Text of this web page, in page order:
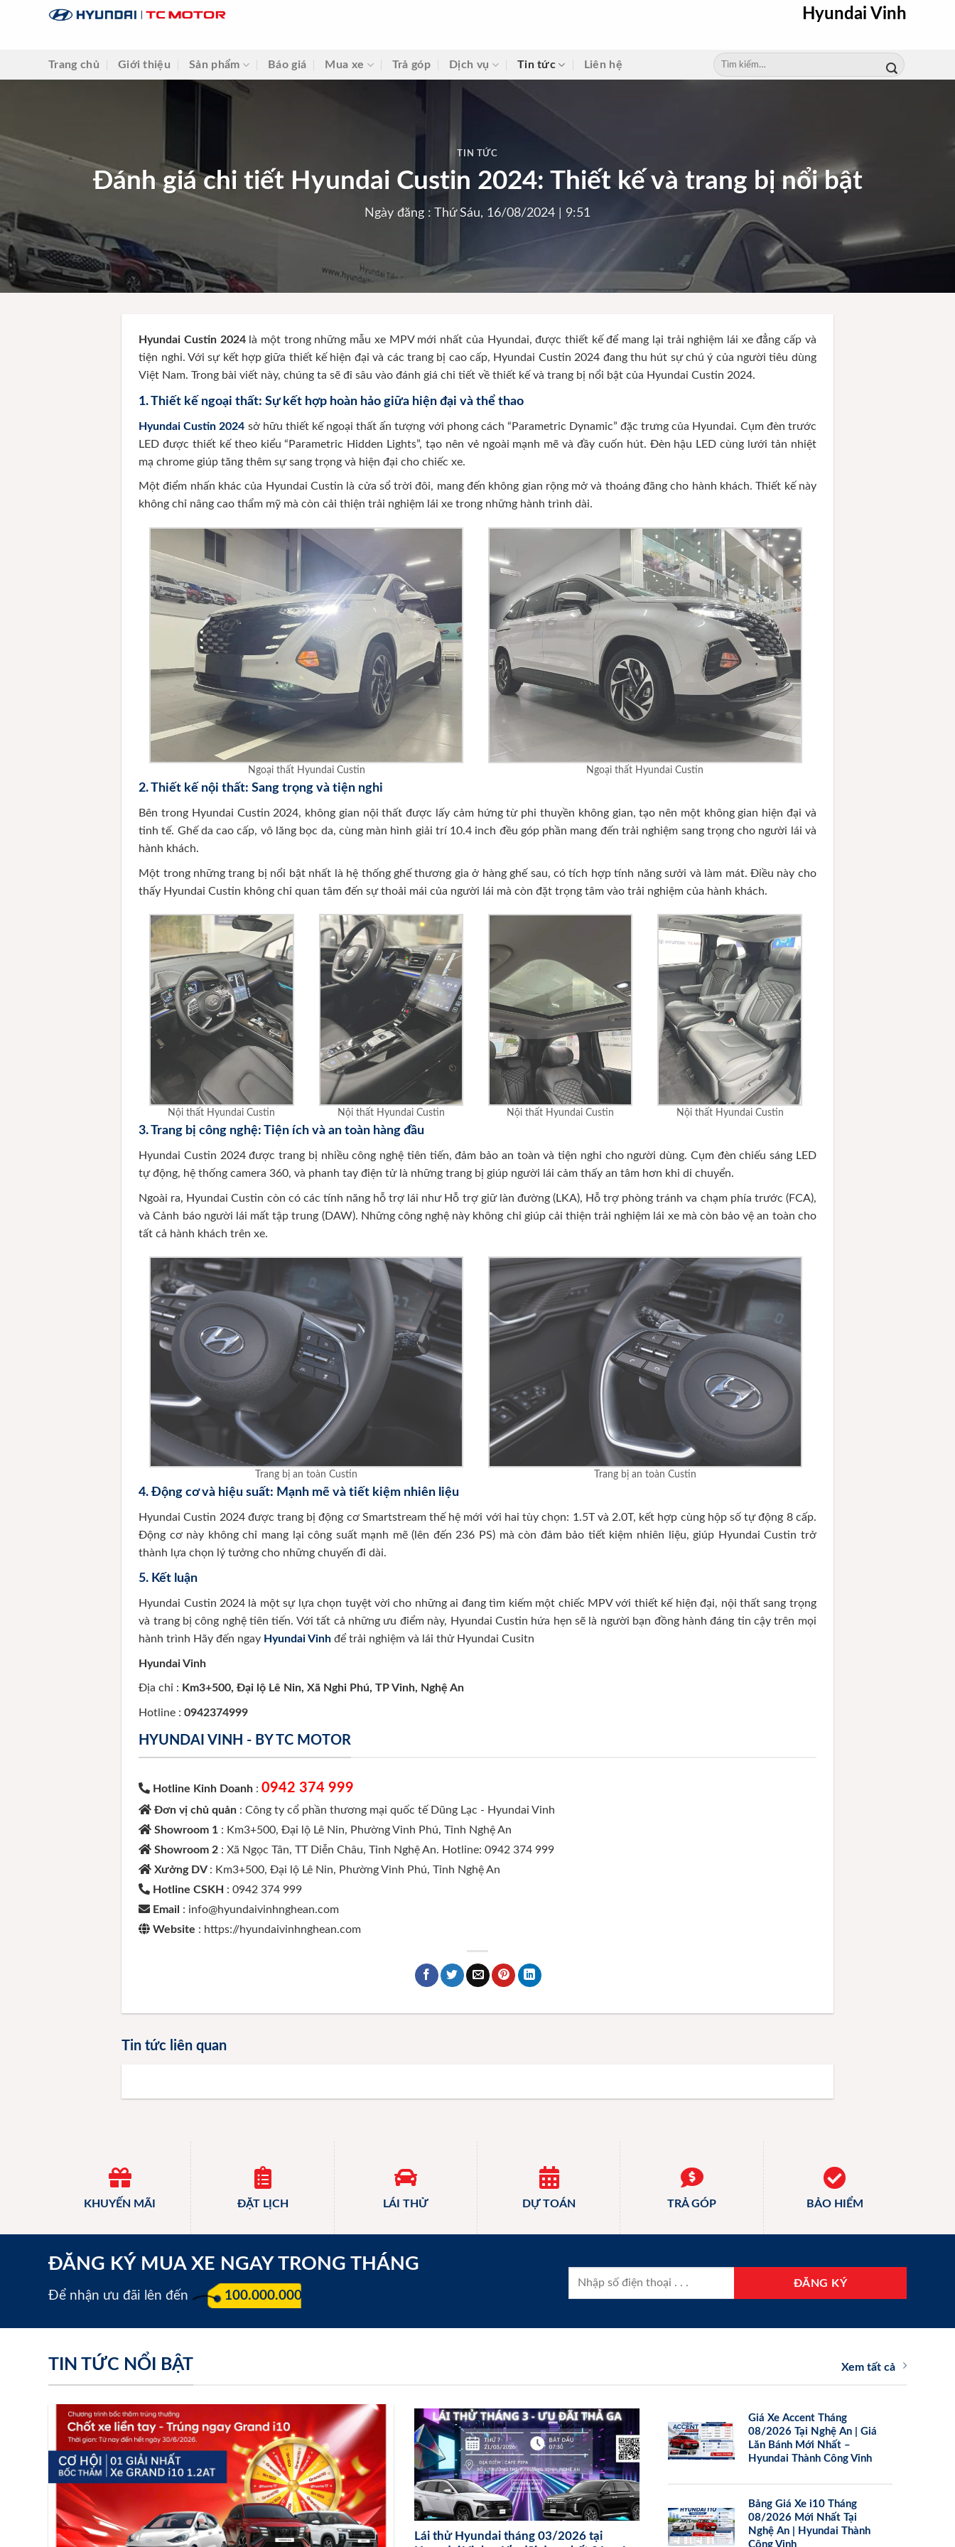
Hyundai Vinh
Trang chủ Giới thiệu Sản phẩm Báo giá Mua xe Trả góp Dịch vụ Tin tức Liên hệ
Tìm
kiếm:
TIN TỨC
Đánh giá chi tiết Hyundai Custin 2024: Thiết kế và trang bị nổi bật
Ngày đăng : Thứ Sáu, 16/08/2024 | 9:51
Hyundai Custin 2024là một trong những mẫu xe MPV mới nhất của Hyundai, được thiết kế để mang lại trải nghiệm lái xe đẳng cấp và
tiện nghi. Với sự kết hợp giữa thiết kế hiện đại và các trang bị cao cấp, Hyundai Custin 2024 đang thu hút sự chú ý của người tiêu dùng
Việt Nam. Trong bài viết này, chúng ta sẽ đi sâu vào đánh giá chi tiết về thiết kế và trang bị nổi bật của Hyundai Custin 2024.
1.Thiết kế ngoại thất: Sự kết hợp hoàn hảo giữa hiện đại và thể thao
Hyundai Custin 2024 sở hữu thiết kế ngoại thất ấn tượng với phong cách “Parametric Dynamic” đặc trưng của Hyundai. Cụm đèn trước
LED được thiết kế theo kiểu “Parametric Hidden Lights”, tạo nên vẻ ngoài mạnh mẽ và đầy cuốn hút. Đèn hậu LED cùng lưới tản nhiệt
mạ chrome giúp tăng thêm sự sang trọng và hiện đại cho chiếc xe.
Một điểm nhấn khác của Hyundai Custin là cửa sổ trời đôi, mang đến không gian rộng mở và thoáng đãng cho hành khách. Thiết kế này
không chỉ nâng cao thẩm mỹ mà còn cải thiện trải nghiệm lái xe trong những hành trình dài.
Ngoại thất Hyundai Custin Ngoại thất Hyundai Custin
2.Thiết kế nội thất: Sang trọng và tiện nghi
Bên trong Hyundai Custin 2024, không gian nội thất được lấy cảm hứng từ phi thuyền không gian, tạo nên một không gian hiện đại và
tinh tế. Ghế da cao cấp, vô lăng bọc da, cùng màn hình giải trí 10.4 inch đều góp phần mang đến trải nghiệm sang trọng cho người lái và
hành khách.
Một trong những trang bị nổi bật nhất là hệ thống ghế thương gia ở hàng ghế sau, có tích hợp tính năng sưởi và làm mát. Điều này cho
thấy Hyundai Custin không chỉ quan tâm đến sự thoải mái của người lái mà còn đặt trọng tâm vào trải nghiệm của hành khách.
Nội thất Hyundai Custin Nội thất Hyundai Custin Nội thất Hyundai Custin Nội thất Hyundai Custin
3.Trang bị công nghệ: Tiện ích và an toàn hàng đầu
Hyundai Custin 2024 được trang bị nhiều công nghệ tiên tiến, đảm bảo an toàn và tiện nghi cho người dùng. Cụm đèn chiếu sáng LED
tự động, hệ thống camera 360, và phanh tay điện tử là những trang bị giúp người lái cảm thấy an tâm hơn khi di chuyển.
Ngoài ra, Hyundai Custin còn có các tính năng hỗ trợ lái như Hỗ trợ giữ làn đường (LKA), Hỗ trợ phòng tránh va chạm phía trước (FCA),
và Cảnh báo người lái mất tập trung (DAW). Những công nghệ này không chỉ giúp cải thiện trải nghiệm lái xe mà còn bảo vệ an toàn cho
tất cả hành khách trên xe.
Trang bị an toàn Custin Trang bị an toàn Custin
4.Động cơ và hiệu suất: Mạnh mẽ và tiết kiệm nhiên liệu
Hyundai Custin 2024 được trang bị động cơ Smartstream thế hệ mới với hai tùy chọn: 1.5T và 2.0T, kết hợp cùng hộp số tự động 8 cấp.
Động cơ này không chỉ mang lại công suất mạnh mẽ (lên đến 236 PS) mà còn đảm bảo tiết kiệm nhiên liệu, giúp Hyundai Custin trở
thành lựa chọn lý tưởng cho những chuyến đi dài.
5. Kết luận
Hyundai Custin 2024 là một sự lựa chọn tuyệt vời cho những ai đang tìm kiếm một chiếc MPV với thiết kế hiện đại, nội thất sang trọng
và trang bị công nghệ tiên tiến. Với tất cả những ưu điểm này, Hyundai Custin hứa hẹn sẽ là người bạn đồng hành đáng tin cậy trên mọi
hành trình Hãy đến ngay Hyundai Vinh để trải nghiệm và lái thử Hyundai Cusitn
Hyundai Vinh
Địa chỉ : Km3+500, Đại lộ Lê Nin, Xã Nghi Phú, TP Vinh, Nghệ An
Hotline :0942374999
HYUNDAI VINH - BY TC MOTOR
Hotline Kinh Doanh :0942 374 999
Đơn vị chủ quản : Công ty cổ phần thương mại quốc tế Dũng Lạc - Hyundai Vinh
Showroom 1 : Km3+500, Đại lộ Lê Nin, Phường Vinh Phú, Tỉnh Nghệ An
Showroom 2 : Xã Ngọc Tân, TT Diễn Châu, Tỉnh Nghệ An. Hotline: 0942 374 999
Xưởng DV : Km3+500, Đại lộ Lê Nin, Phường Vinh Phú, Tỉnh Nghệ An
Hotline CSKH : 0942 374 999
Email : info@hyundaivinhnghean.com
Website : https://hyundaivinhnghean.com
Tin tức liên quan
KHUYẾN MÃI ĐẶT LỊCH LÁI THỬ DỰ TOÁN TRẢ GÓP BẢO HIỂM
ĐĂNG KÝ MUA XE NGAY TRONG THÁNG
Để nhận ưu đãi lên đến 100.000.000 đ
TIN TỨC NỔI BẬT Xem tất cả
Lái thử Hyundai tháng 03/2026 tại
Giá Xe Accent Tháng
08/2026 Tại Nghệ An | Giá
Lăn Bánh Mới Nhất –
Hyundai Thành Công Vinh
Bảng Giá Xe i10 Tháng
08/2026 Mới Nhất Tại
Nghệ An | Hyundai Thành
Công Vinh